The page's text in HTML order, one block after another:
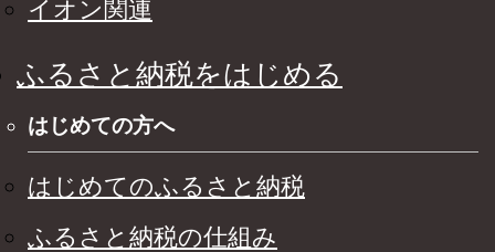
イオン関連
ふるさと納税をはじめる
はじめての方へ
はじめてのふるさと納税
ふるさと納税の仕組み